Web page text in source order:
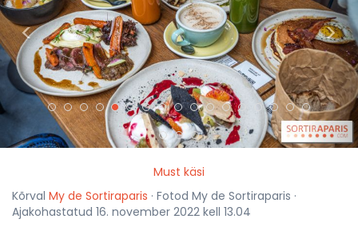
< >
Must käsi
Kõrval My de Sortiraparis · Fotod My de Sortiraparis ·
Ajakohastatud 16. november 2022 kell 13.04